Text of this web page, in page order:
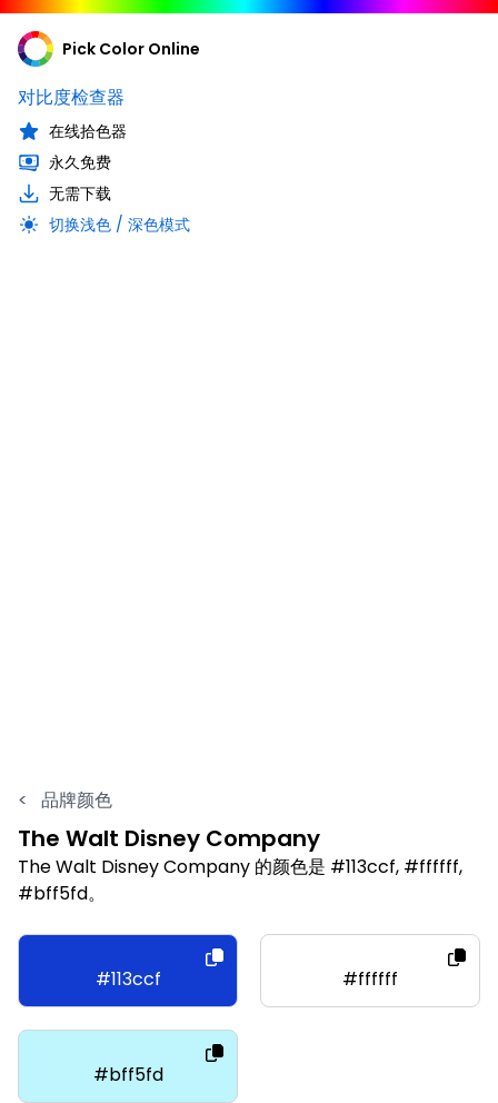
Pick Color Online
对比度检查器
在线拾色器
永久免费
无需下载
切换浅色 / 深色模式
< 品牌颜色
The Walt Disney Company
The Walt Disney Company 的颜色是 #113ccf, #ffffff,
#bff5fd。
#113ccf #ffffff
#bff5fd